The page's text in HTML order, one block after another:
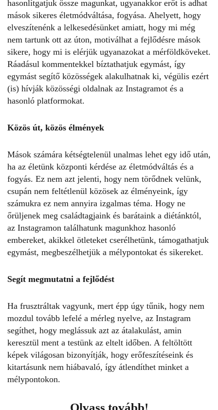
hasonlítgatjuk össze magunkat, ugyanakkor erőt is adhat
mások sikeres életmódváltása, fogyása. Ahelyett, hogy
elveszítenénk a lelkesedésünket amiatt, hogy mi még
nem tartunk ott az úton, motiválhat a fejlődésre mások
sikere, hogy mi is elérjük ugyanazokat a mérföldköveket.
Ráadásul kommentekkel bíztathatjuk egymást, így
egymást segítő közösségek alakulhatnak ki, végülis ezért
(is) hívják közösségi oldalnak az Instagramot és a
hasonló platformokat.
Közös út, közös élmények
Mások számára kétségtelenül unalmas lehet egy idő után,
ha az életünk központi kérdése az életmódváltás és a
fogyás. Ez nem azt jelenti, hogy nem törődnek velünk,
csupán nem feltétlenül közösek az élményeink, így
számukra ez nem annyira izgalmas téma. Hogy ne
őrüljenek meg családtagjaink és barátaink a diétánktól,
az Instagramon találhatunk magunkhoz hasonló
embereket, akikkel ötleteket cserélhetünk, támogathatjuk
egymást, megbeszélhetjük a mélypontokat és sikereket.
Segít megmutatni a fejlődést
Ha frusztráltak vagyunk, mert épp úgy tűnik, hogy nem
mozdul tovább lefelé a mérleg nyelve, az Instagram
segíthet, hogy meglássuk azt az átalakulást, amin
keresztül ment a testünk az eltelt időben. A feltöltött
képek világosan bizonyítják, hogy erőfeszítéseink és
kitartásunk nem hiábavaló, így átlendíthet minket a
mélypontokon.
Olvass tovább!